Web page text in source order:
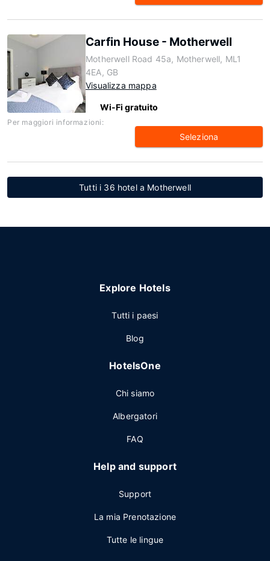
Carfin House - Motherwell
Motherwell Road 45a, Motherwell, ML1
4EA, GB
Visualizza mappa
Wi-Fi gratuito
Per maggiori informazioni:
Seleziona
Tutti i 36 hotel a Motherwell
Explore Hotels
Tutti i paesi
Blog
HotelsOne
Chi siamo
Albergatori
FAQ
Help and support
Support
La mia Prenotazione
Tutte le lingue